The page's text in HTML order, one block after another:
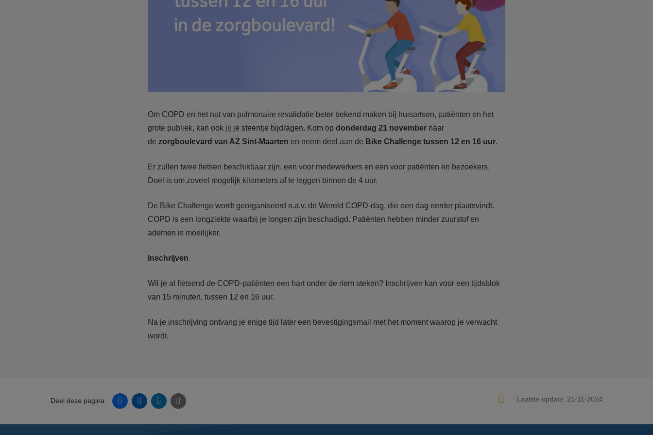
Om COPD en het nut van pulmonaire revalidatie beter bekend maken bij huisartsen, patiënten en het
grote publiek, kan ook jij je steentje bijdragen. Kom op donderdag 21 november naar
de zorgboulevard van AZ Sint-Maarten en neem deel aan de Bike Challenge tussen 12 en 16 uur.
Er zullen twee fietsen beschikbaar zijn, een voor medewerkers en een voor patiënten en bezoekers.
Doel is om zoveel mogelijk kilometers af te leggen binnen de 4 uur.
De Bike Challenge wordt georganiseerd n.a.v. de Wereld COPD-dag, die een dag eerder plaatsvindt.
COPD is een longziekte waarbij je longen zijn beschadigd. Patiënten hebben minder zuurstof en
ademen is moeilijker.
Inschrijven
Wil je al fietsend de COPD-patiënten een hart onder de riem steken? Inschrijven kan voor een tijdsblok
van 15 minuten, tussen 12 en 16 uur.
Na je inschrijving ontvang je enige tijd later een bevestigingsmail met het moment waarop je verwacht
wordt.
Laatste update: 21-11-2024
Deel deze pagina FacebookLinkedinTwitter E-mail